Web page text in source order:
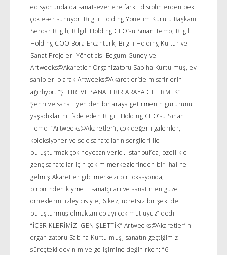
edisyonunda da sanatseverlere farklı disiplinlerden pek
çok eser sunuyor. Bilgili Holding Yönetim Kurulu Başkanı
Serdar Bilgili, Bilgili Holding CEO’su Sinan Temo, Bilgili
Holding COO Bora Ercantürk, Bilgili Holding Kültür ve
Sanat Projeleri Yöneticisi Begüm Güney ve
Artweeks@Akaretler Organizatörü Sabiha Kurtulmuş, ev
sahipleri olarak Artweeks@Akaretler’de misafirlerini
ağırlıyor. “ŞEHRİ VE SANATI BİR ARAYA GETİRMEK”
Şehri ve sanatı yeniden bir araya getirmenin gururunu
yaşadıklarını ifade eden Bilgili Holding CEO’su Sinan
Temo: “Artweeks@Akaretler’i, çok değerli galeriler,
koleksiyoner ve solo sanatçıların sergileri ile
buluşturmak çok heyecan verici. İstanbul’da, özellikle
genç sanatçılar için çekim merkezlerinden biri haline
gelmiş Akaretler gibi merkezi bir lokasyonda,
birbirinden kıymetli sanatçıları ve sanatın en güzel
örneklerini izleyicisiyle, 6.kez, ücretsiz bir şekilde
buluşturmuş olmaktan dolayı çok mutluyuz” dedi.
“İÇERİKLERİMİZİ GENİŞLETTİK” Artweeks@Akaretler’in
organizatörü Sabiha Kurtulmuş, sanatın geçtiğimiz
süreçteki devinim ve gelişimine değinirken: “6.